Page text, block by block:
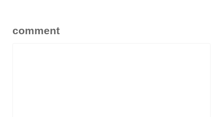
comment